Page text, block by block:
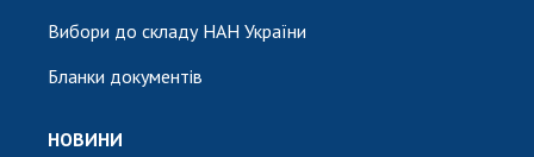
Вибори до складу НАН України
Бланки документів
НОВИНИ